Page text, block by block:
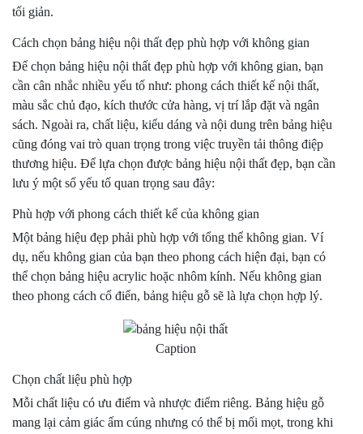
tối giản.
Cách chọn bảng hiệu nội thất đẹp phù hợp với không gian
Để chọn bảng hiệu nội thất đẹp phù hợp với không gian, bạn
cần cân nhắc nhiều yếu tố như: phong cách thiết kế nội thất,
màu sắc chủ đạo, kích thước cửa hàng, vị trí lắp đặt và ngân
sách. Ngoài ra, chất liệu, kiểu dáng và nội dung trên bảng hiệu
cũng đóng vai trò quan trọng trong việc truyền tải thông điệp
thương hiệu. Để lựa chọn được bảng hiệu nội thất đẹp, bạn cần
lưu ý một số yếu tố quan trọng sau đây:
Phù hợp với phong cách thiết kế của không gian
Một bảng hiệu đẹp phải phù hợp với tổng thể không gian. Ví
dụ, nếu không gian của bạn theo phong cách hiện đại, bạn có
thể chọn bảng hiệu acrylic hoặc nhôm kính. Nếu không gian
theo phong cách cổ điển, bảng hiệu gỗ sẽ là lựa chọn hợp lý.
Caption
Chọn chất liệu phù hợp
Mỗi chất liệu có ưu điểm và nhược điểm riêng. Bảng hiệu gỗ
mang lại cảm giác ấm cúng nhưng có thể bị mối mọt, trong khi